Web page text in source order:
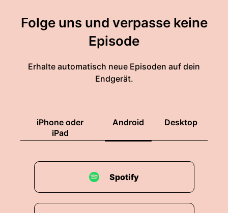
Folge uns und verpasse keine
Episode
Erhalte automatisch neue Episoden auf dein
Endgerät.
iPhone oder
iPad
Android Desktop
Spotify